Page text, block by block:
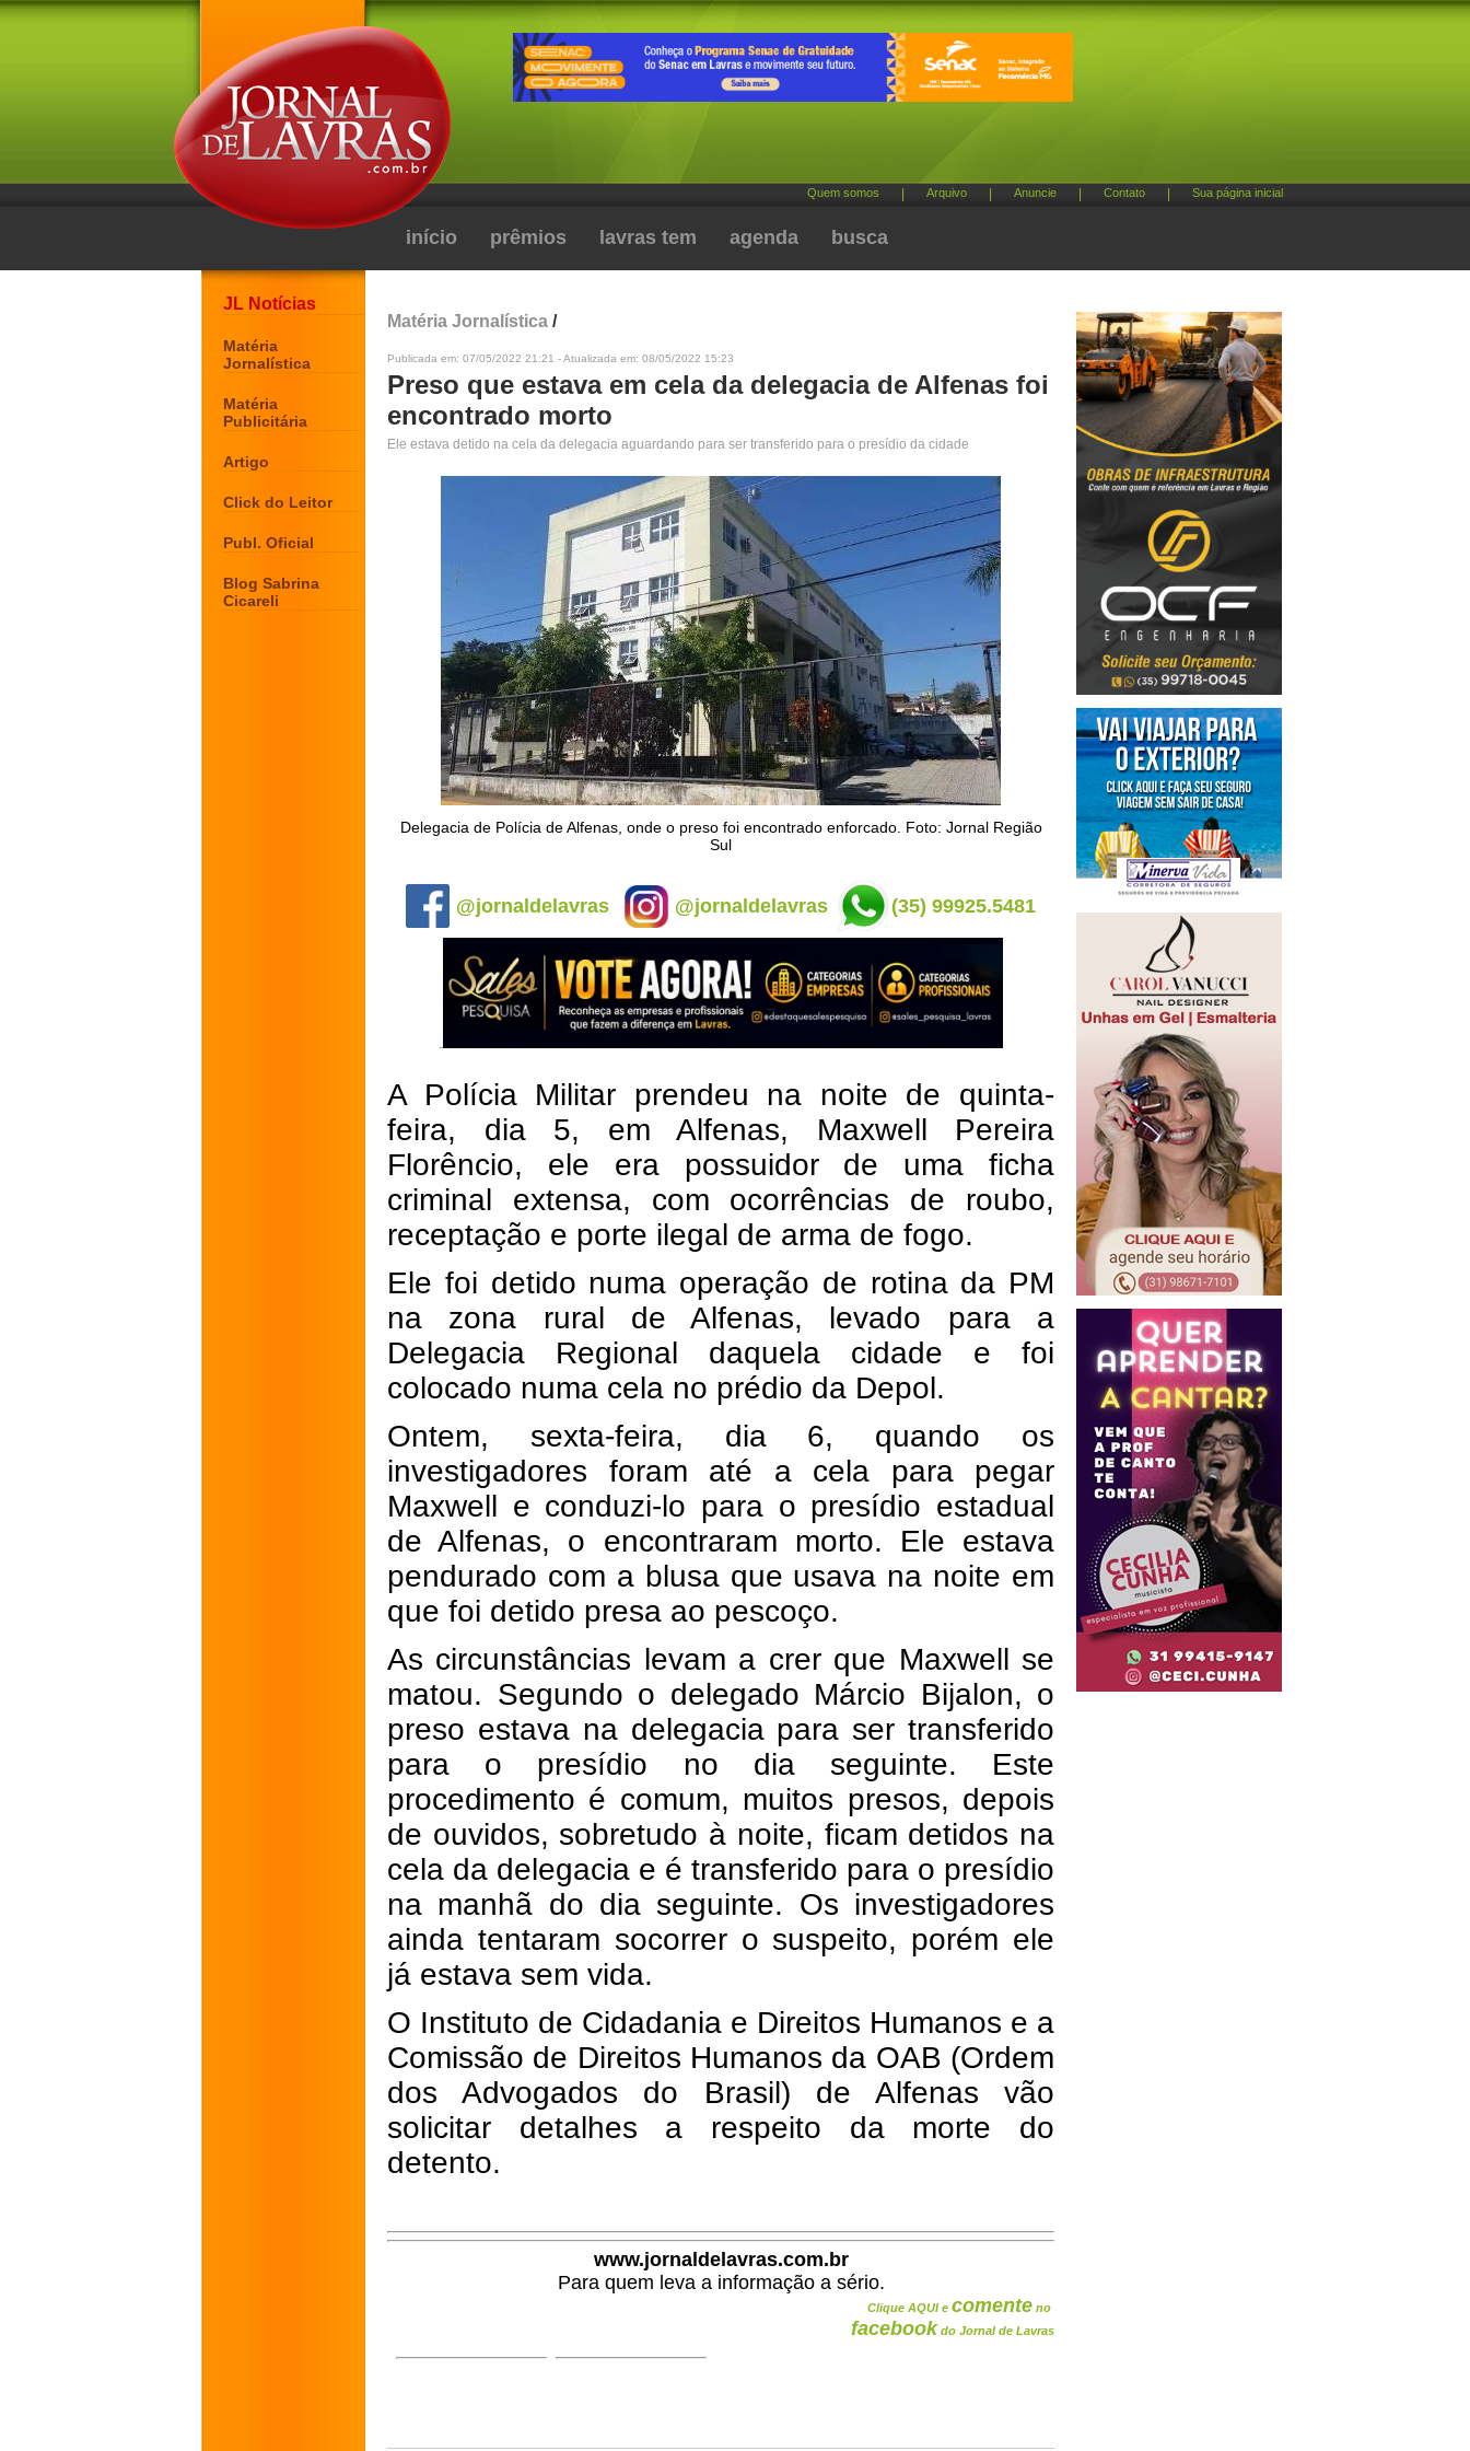
Quem somos Arquivo Anuncie Contato Sua página inicial
início prêmios lavras tem agenda busca
JL Notícias
Matéria
Jornalística
Matéria
Publicitária
Artigo
Click do Leitor
Publ. Oficial
Blog Sabrina
Cicareli
Matéria Jornalística /
Publicada em: 07/05/2022 21:21 - Atualizada em: 08/05/2022 15:23
Preso que estava em cela da delegacia de Alfenas foi
encontrado morto
Ele estava detido na cela da delegacia aguardando para ser transferido para o presídio da cidade
Delegacia de Polícia de Alfenas, onde o preso foi encontrado enforcado. Foto: Jornal Região
Sul
@jornaldelavras @jornaldelavras (35) 99925.5481
A Polícia Militar prendeu na noite de quinta-
feira, dia 5, em Alfenas, Maxwell Pereira
Florêncio, ele era possuidor de uma ficha
criminal extensa, com ocorrências de roubo,
receptação e porte ilegal de arma de fogo.
Ele foi detido numa operação de rotina da PM
na zona rural de Alfenas, levado para a
Delegacia Regional daquela cidade e foi
colocado numa cela no prédio da Depol.
Ontem, sexta-feira, dia 6, quando os
investigadores foram até a cela para pegar
Maxwell e conduzi-lo para o presídio estadual
de Alfenas, o encontraram morto. Ele estava
pendurado com a blusa que usava na noite em
que foi detido presa ao pescoço.
As circunstâncias levam a crer que Maxwell se
matou. Segundo o delegado Márcio Bijalon, o
preso estava na delegacia para ser transferido
para o presídio no dia seguinte. Este
procedimento é comum, muitos presos, depois
de ouvidos, sobretudo à noite, ficam detidos na
cela da delegacia e é transferido para o presídio
na manhã do dia seguinte. Os investigadores
ainda tentaram socorrer o suspeito, porém ele
já estava sem vida.
O Instituto de Cidadania e Direitos Humanos e a
Comissão de Direitos Humanos da OAB (Ordem
dos Advogados do Brasil) de Alfenas vão
solicitar detalhes a respeito da morte do
detento.
www.jornaldelavras.com.br
Para quem leva a informação a sério.
Clique AQUI e comente no
facebook do Jornal de Lavras